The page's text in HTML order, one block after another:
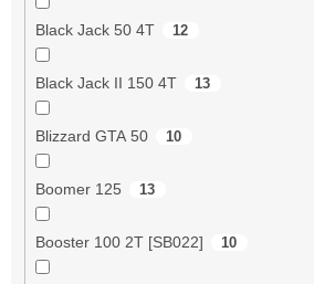
Black Jack 50 4T 12
Black Jack II 150 4T 13
Blizzard GTA 50 10
Boomer 125 13
Booster 100 2T [SB022] 10